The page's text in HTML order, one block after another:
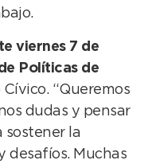
viernes 7 de
Políticas de
“Queremos
dudas y pensar
sostener la
desafíos. Muchas